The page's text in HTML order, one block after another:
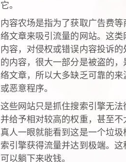
它。
内容农场是指为了获取广告费
络文章来吸引流量的网站。这
内容，对侵权或错误内容投诉
的内容，很大一部分是被盗的
络文章，所以大多缺乏可靠的
或恶意程序。
这些网站只是抓住搜索引擎无
并给予相对较高的权重，甚至
真人一眼就能看到这是一个垃
索引擎获得流量并达到极端。
可以躺下来收钱。